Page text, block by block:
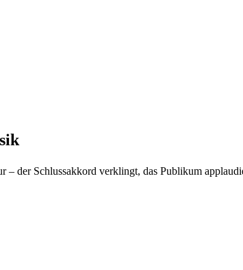
– der Schlussakkord verklingt, das Publikum